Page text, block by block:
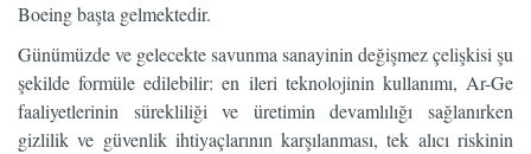
Boeing başta gelmektedir.
Günümüzde ve gelecekte savunma sanayinin değişmez çelişkisi şu
şekilde formüle edilebilir: en ileri teknolojinin kullanımı, Ar-Ge
faaliyetlerinin sürekliliği ve üretimin devamlılığı sağlanırken
gizlilik ve güvenlik ihtiyaçlarının karşılanması, tek alıcı riskinin